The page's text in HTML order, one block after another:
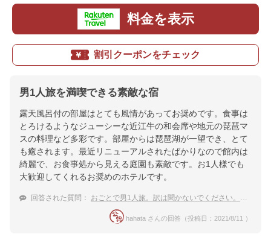
料金を表示
割引クーポンをチェック
男1人旅を満喫できる素敵な宿
露天風呂付の部屋はとても風情があってお奨めです。食事は
とろけるようなジューシーな近江牛の和会席や地元の琵琶マ
スの料理など多彩です。部屋からは琵琶湖が一望でき、とて
も癒されます。最近リニューアルされたばかりなので館内は
綺麗で、お食事処から見える庭園も素敵です。お1人様でも
大歓迎してくれるお奨めのホテルです。
回答された質問： おごとで男1人旅。訳は聞かないでください。そんな私におすすめのおごと温泉でのおすすめ宿を教えてください。
hahata さんの回答（投稿日：2021/8/11 ）